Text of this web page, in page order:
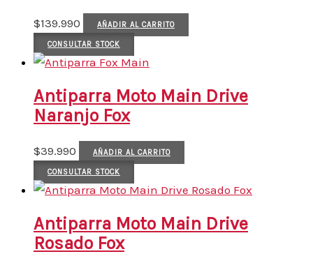
$139.990 AÑADIR AL CARRITO
CONSULTAR STOCK
Antiparra Moto Main Drive
Naranjo Fox
$39.990 AÑADIR AL CARRITO
CONSULTAR STOCK
Antiparra Moto Main Drive
Rosado Fox